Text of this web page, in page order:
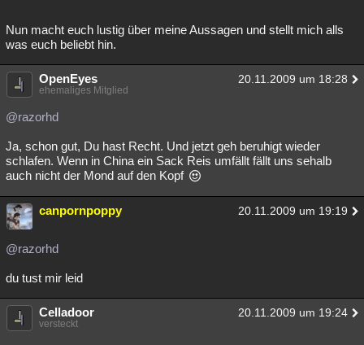
Nun macht euch lustig über meine Aussagen und stellt mich alls
was euch beliebt hin.
OpenEyes 20.11.2009 um 18:28
ehemaliges Mitglied
@razorhd
Ja, schon gut, Du hast Recht. Und jetzt geh beruhigt wieder
schlafen. Wenn in China ein Sack Reis umfällt fällt uns sehalb
auch nicht der Mond auf den Kopf
canpornpoppy 20.11.2009 um 19:19
@razorhd
du tust mir leid
Celladoor 20.11.2009 um 19:24
versteckt